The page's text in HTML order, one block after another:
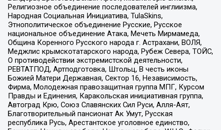
Религиозное объединение последователей инглиизма,
Народная Социальная Инициатива, TulaSkins,
Этнополитическое объединение Русские, Русское
национальное объединение Атака, Мечеть Мирмамеда,
Община Коренного Русского народа г. Астрахани, ВОЛЯ,
Меджлис крымскотатарского народа, Рубеж Севера, ТОЙС,
О противодействии экстремистской деятельности,
РЕВТАТПОД, Артподготовка, Штольц, В честь иконы
Божией Матери Державная, Сектор 16, Независимость,
Фирма, Молодежная правозащитная группа МПГ, Курсом
Правды и Единения, Каракольская инициативная группа,
Автоград Крю, Союз Славянских Сил Руси, Алля-Аят,
Благотворительный пансионат Ак Умут, Русская
республика Русь, Арестантское уголовное единство,